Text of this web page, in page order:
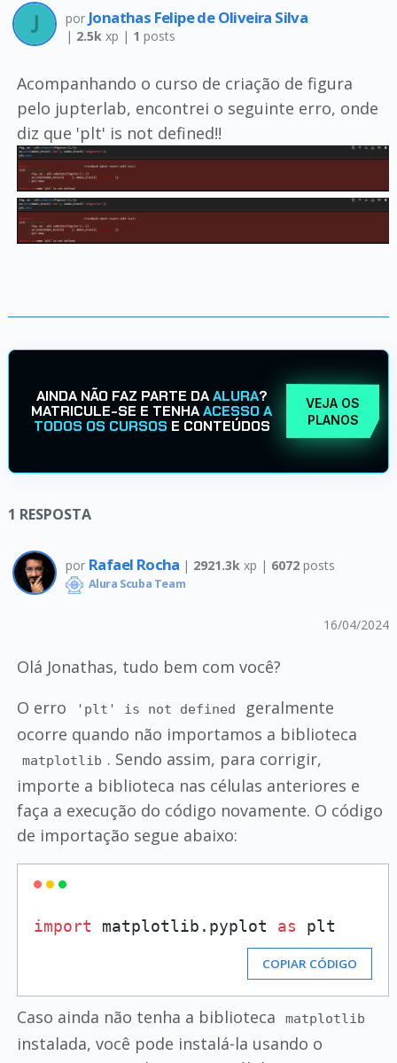
por Jonathas Felipe de Oliveira Silva
| 2.5kxp | 1 posts
Acompanhando o curso de criação de figura
pelo jupterlab, encontrei o seguinte erro, onde
diz que 'plt' is not defined!!
AINDA NÃO FAZ PARTE DAALURA?
MATRICULE-SE E TENHAACESSO A
TODOS OS CURSOS E CONTEÚDOS
VEJA OS
PLANOS
1 RESPOSTA
por Rafael Rocha | 2921.3k xp | 6072 posts
Alura Scuba Team
16/04/2024
Olá Jonathas, tudo bem com você?
O erro
'plt' is not defined
geralmente
ocorre quando não importamos a biblioteca
matplotlib . Sendo assim, para corrigir,
importe a biblioteca nas células anteriores e
faça a execução do código novamente. O código
de importação segue abaixo:
import matplotlib.pyplot as
COPIAR CÓDIGO
Caso ainda não tenha a biblioteca matplotlib
instalada, você pode instalá-la usando o